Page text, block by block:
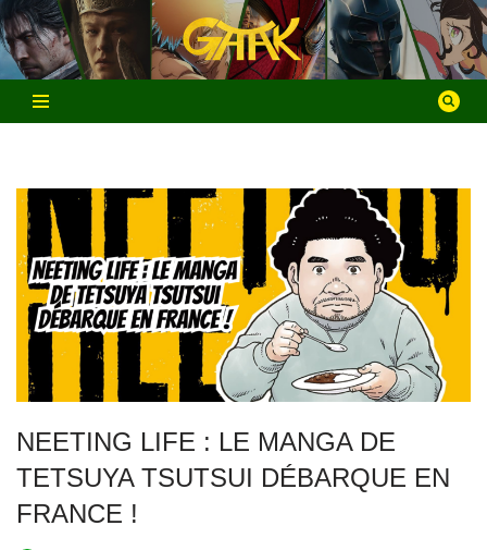
Aller
au
contenu
NEETING LIFE : LE MANGA DE
TETSUYA TSUTSUI DÉBARQUE EN
FRANCE !